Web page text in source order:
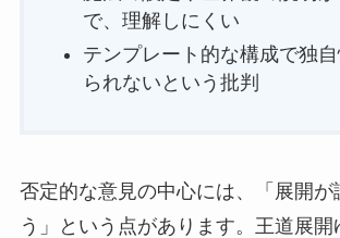
で、理解しにくい
テンプレート的な構成で独
られないという批判
否定的な意見の中心には、「展開が
う」という点があります。王道展開